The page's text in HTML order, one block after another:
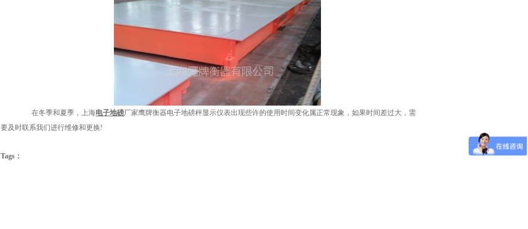
在冬季和夏季，上海电子地磅厂家鹰牌衡器电子地磅秤显示仪表出现些许的使用时间变化属正常现象，如果时间差过大，需
要及时联系我们进行维修和更换!
Tags：